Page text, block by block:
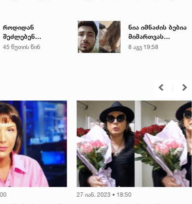
როდიდან
შეძლებენ
მშობლები
45 წუთის წინ
ნია იმნაძის ბებია
მიმართვას
ავრცელებს
8 აგვ 19:58
27 იან. 2023 • 18:50